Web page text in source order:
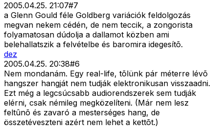
2005.04.25. 21:07#7
a Glenn Gould féle Goldberg variációk feldolgozás
megvan nekem cédén, de nem teccik, a zongorista
folyamatosan dúdolja a dallamot közben ami
belehallatszik a felvételbe és baromira idegesítõ.
dez
2005.04.25. 20:38#6
Nem mondanám. Egy real-life, tõlünk pár méterre lévõ
hangszer hangját nem tudják elektronikusan visszaadni.
Ezt még a legcsúcsabb audiorendszerek sem tudják
elérni, csak némileg megközelíteni. (Már nem lesz
feltûnõ és zavaró a mesterséges hang, de
összetéveszteni azért nem lehet a kettõt.)